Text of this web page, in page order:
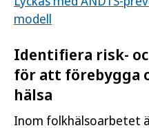
modell
Identifiera risk-
för att förebygga
hälsa
Inom folkhälsoarbetet